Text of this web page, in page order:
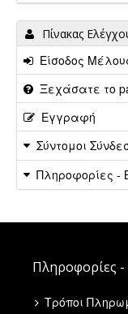
Πίνακας
Είσοδος
Ξεχάσατε το
Εγγραφή
Σύντομοι
Πληροφορίες -
Πληροφορίες -
Τρόποι